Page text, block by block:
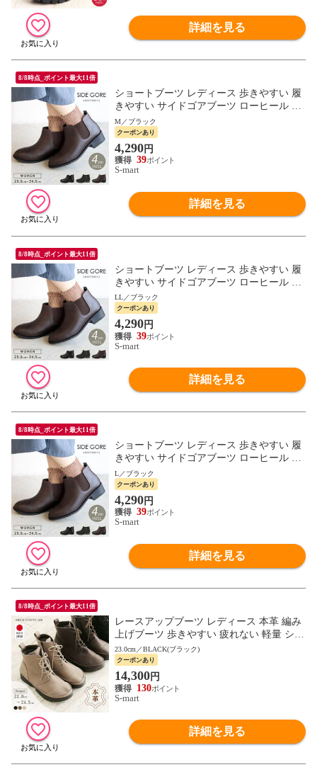
詳細を見る
8/8時点_ポイント最大11倍
ショートブーツ レディース 歩きやすい 履
きやすい サイドゴアブーツ ローヒール 保
温 あったか カジュアル 黒 ブラック ブラ
ウン HC2926
M／ブラック
クーポンあり
4,290円
39
S-mart
詳細を見る
8/8時点_ポイント最大11倍
ショートブーツ レディース 歩きやすい 履
きやすい サイドゴアブーツ ローヒール 保
温 あったか カジュアル 黒 ブラック ブラ
ウン HC2926
LL／ブラック
クーポンあり
4,290円
39
S-mart
詳細を見る
8/8時点_ポイント最大11倍
ショートブーツ レディース 歩きやすい 履
きやすい サイドゴアブーツ ローヒール 保
温 あったか カジュアル 黒 ブラック ブラ
ウン HC2926
L／ブラック
クーポンあり
4,290円
39
S-mart
詳細を見る
8/8時点_ポイント最大11倍
レースアップブーツ レディース 本革 編み
上げブーツ 歩きやすい 疲れない 軽量 ショ
ートブーツ 履きやすい 日本製 アーチコン
シェル d-500
23.0cm／BLACK(ブラック)
クーポンあり
14,300円
130
S-mart
詳細を見る